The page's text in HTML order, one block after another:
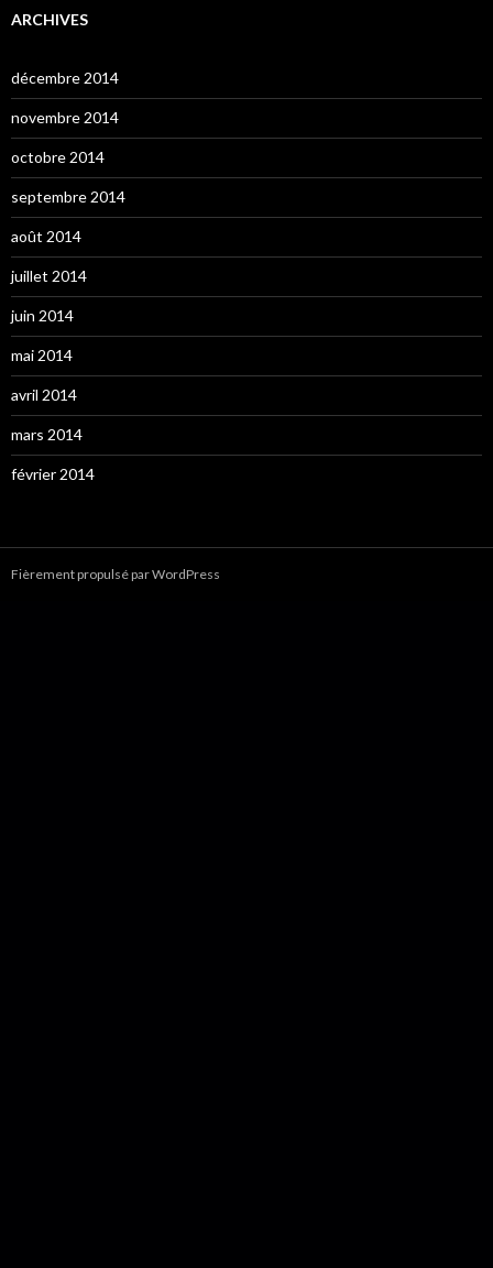
ARCHIVES
décembre 2014
novembre 2014
octobre 2014
septembre 2014
août 2014
juillet 2014
juin 2014
mai 2014
avril 2014
mars 2014
février 2014
Fièrement propulsé par WordPress